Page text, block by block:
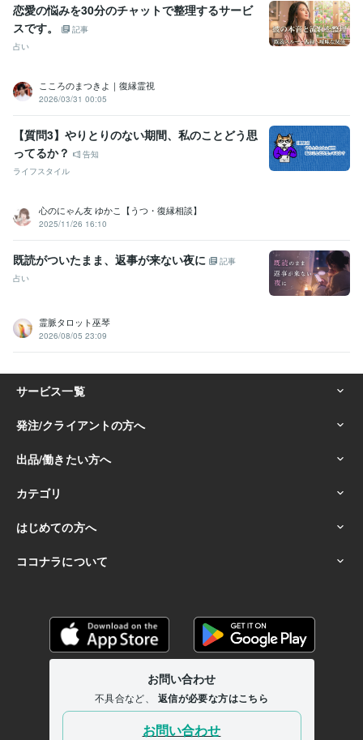
恋愛の悩みを30分のチャットで整理するサービ
スです。
記事
占い
こころのまつきよ｜復縁霊視
2026/03/31 00:05
【質問3】やりとりのない期間、私のことどう思
ってるか？
告知
ライフスタイル
心のにゃん友 ゆかこ【うつ・復縁相談】
2025/11/26 16:10
既読がついたまま、返事が来ない夜に
記事
占い
霊脈タロット巫琴
2026/08/05 23:09